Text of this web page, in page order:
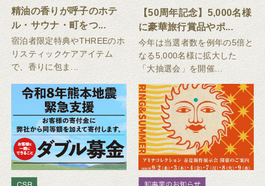
精油の香りが呼子のホテ
ル・サウナ・町をつ...
宿泊者限定特典やTHREEのホ
リスティックケアアイテム
で、香りに包ま...
【50周年記念】5,000名様
に豪華旅行賞品やポ...
今年は当選者数を例年の5倍と
なる5,000名様に拡大した
「大抽選会」を開催...